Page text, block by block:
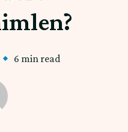
6 min read